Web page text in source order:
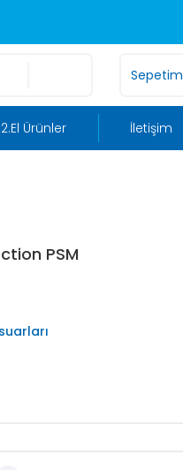
Sepetim
2.El Ürünler İletişim
PSM